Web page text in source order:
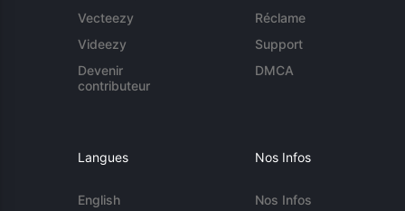
Vecteezy
Videezy
Devenir
contributeur
Réclame
Support
DMCA
Langues
English
Nos Infos
Nos Infos